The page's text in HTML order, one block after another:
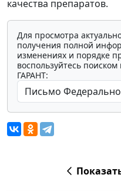
качества препаратов.
Для просмотра
получения полной
изменениях и порядке
воспользуйтесь
ГАРАНТ: